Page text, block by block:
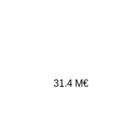
31.4 M€